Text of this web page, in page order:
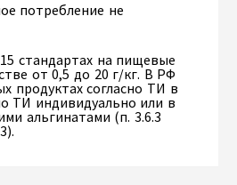
потребление не
стандартах на пищевые
от 0,5 до 20 г/кг. В РФ
продуктах согласно ТИ в
ТИ индивидуально или в
альгинатами (п. 3.6.3